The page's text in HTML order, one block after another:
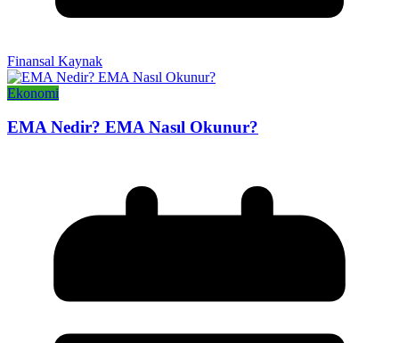
Finansal Kaynak
Ekonomi
EMA Nedir? EMA Nasıl Okunur?